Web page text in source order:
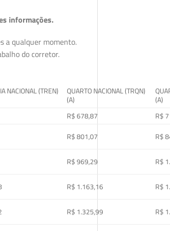
informações.
a qualquer momento.
do corretor.
NACIONAL (TREN)
QUARTO NACIONAL (TRQN)
(A)
(A)
R$ 678,87
R$
R$ 801,07
R$
R$ 969,29
R$
R$ 1.163,16
R$
R$ 1.325,99
R$